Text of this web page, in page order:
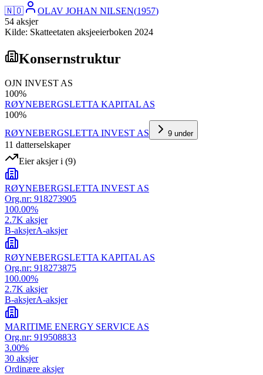
🇳🇴
OLAV JOHAN NILSEN(1957)
54 aksjer
Kilde: Skatteetaten aksjeeierboken 2024
Konsernstruktur
OJN INVEST AS
100%
RØYNEBERGSLETTA KAPITAL AS
100%
RØYNEBERGSLETTA INVEST AS
9 under
11 datterselskaper
Eier aksjer i (9)
RØYNEBERGSLETTA INVEST AS
Org.nr: 918273905
100.00%
2.7K aksjer
B-aksjerA-aksjer
RØYNEBERGSLETTA KAPITAL AS
Org.nr: 918273875
100.00%
2.7K aksjer
B-aksjerA-aksjer
MARITIME ENERGY SERVICE AS
Org.nr: 919508833
3.00%
30 aksjer
Ordinære aksjer